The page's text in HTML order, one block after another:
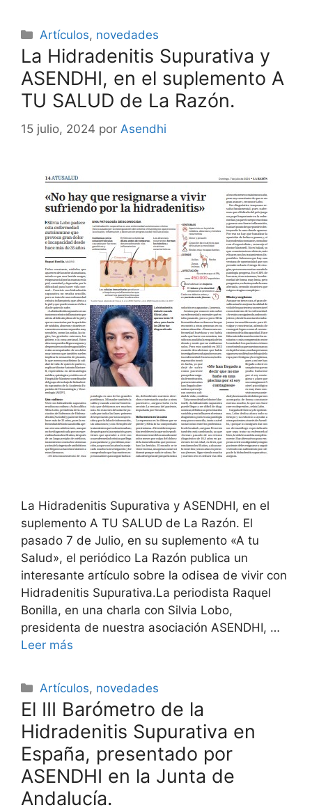
Categorías
Artículos, novedades
La Hidradenitis Supurativa y
ASENDHI, en el suplemento A
TU SALUD de La Razón.
15 julio, 2024 por Asendhi
La Hidradenitis Supurativa y ASENDHI, en el
suplemento A TU SALUD de La Razón. El
pasado 7 de Julio, en su suplemento «A tu
Salud», el periódico La Razón publica un
interesante artículo sobre la odisea de vivir con
Hidradenitis Supurativa.La periodista Raquel
Bonilla, en una charla con Silvia Lobo,
presidenta de nuestra asociación ASENDHI, …
Leer más
Categorías
Artículos, novedades
El III Barómetro de la
Hidradenitis Supurativa en
España, presentado por
ASENDHI en la Junta de
Andalucía.